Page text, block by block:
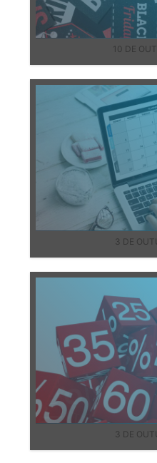
10 DE
3 DE
3 DE